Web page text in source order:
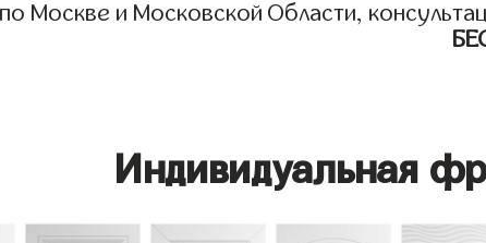
Москве и Московской Области,
Индивидуальная